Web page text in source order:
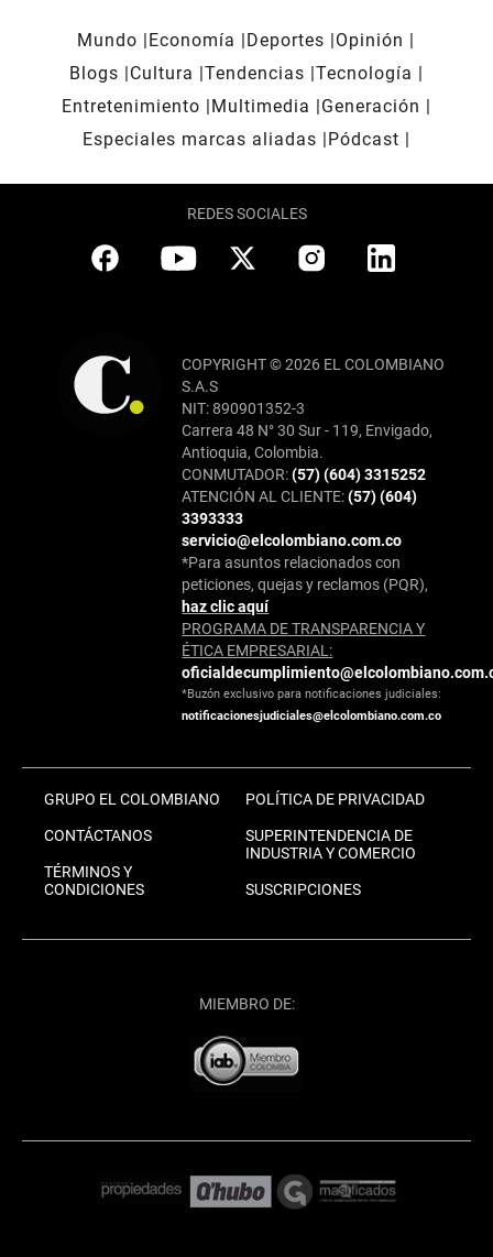
Mundo Economía Deportes
Opinión
Blogs
Cultura Tendencias Tecnología
Entretenimiento
Multimedia
Generación
Especiales marcas aliadas
Pódcast
REDES SOCIALES
COPYRIGHT © 2026 EL COLOMBIANO
S.A.S
NIT: 890901352-3
Carrera 48 N° 30 Sur - 119, Envigado,
Antioquia, Colombia.
CONMUTADOR:(57) (604) 3315252
ATENCIÓN AL CLIENTE:(57) (604)
3393333
servicio@elcolombiano.com.co
*Para asuntos relacionados con
peticiones, quejas y reclamos (PQR),
haz clic aquí
PROGRAMA DE TRANSPARENCIA Y
ÉTICA EMPRESARIAL:
*Buzón exclusivo para notificaciones judiciales:
notificacionesjudiciales@elcolombiano.com.co
GRUPO EL COLOMBIANO
CONTÁCTANOS
TÉRMINOS Y
CONDICIONES
POLÍTICA DE PRIVACIDAD
SUPERINTENDENCIA DE
INDUSTRIA Y COMERCIO
SUSCRIPCIONES
MIEMBRO DE: